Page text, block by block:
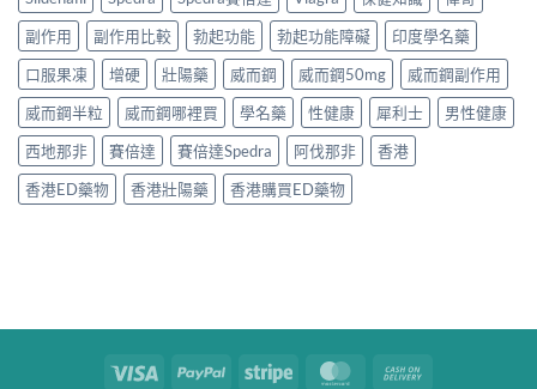
副作用
副作用比較 勃起功能 勃起功能障礙
印度學名藥
口服果凍
增硬 壯陽藥 威而鋼 威而鋼50mg
威而鋼副作用
威而鋼半粒
威而鋼哪裡買 學名藥 性健康 犀利士
男性健康
西地那非
賽倍達 賽倍達Spedra 阿伐那非
香港
香港ED藥物
香港壯陽藥 香港購買ED藥物
Visa PayPal Stripe MasterCard